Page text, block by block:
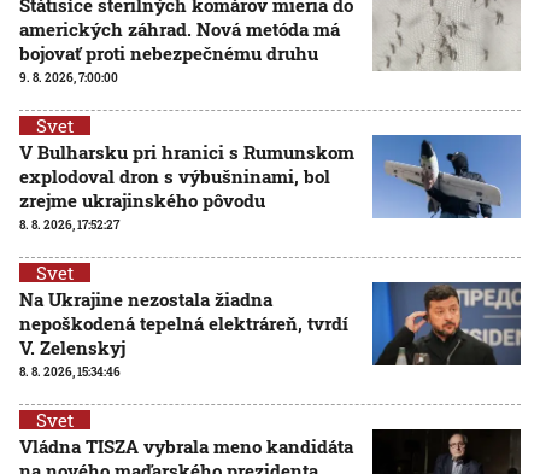
amerických záhrad. Nová metóda má
bojovať proti nebezpečnému druhu
9. 8. 2026, 7:00:00
Svet
V Bulharsku pri hranici s Rumunskom
explodoval dron s výbušninami, bol
zrejme ukrajinského pôvodu
8. 8. 2026, 17:52:27
Svet
Na Ukrajine nezostala žiadna
nepoškodená tepelná elektráreň, tvrdí
V. Zelenskyj
8. 8. 2026, 15:34:46
Svet
Vládna TISZA vybrala meno kandidáta